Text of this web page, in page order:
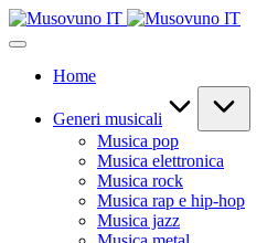
Skip
to
Home
Generi musicali
Musica pop
Musica elettronica
Musica rock
Musica rap e hip-hop
Musica jazz